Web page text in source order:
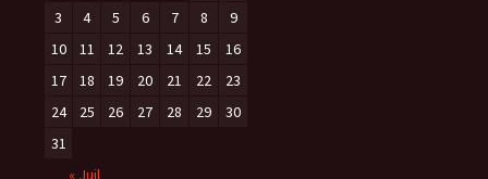
3
4 5 6 7 8
9
10
11 12 13 14 15
16
17
18 19 20 21 22
23
24
25 26 27 28 29
30
31
« Juil